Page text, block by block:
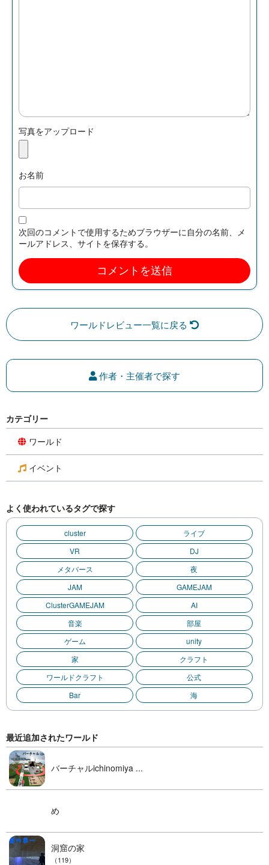
写真をアップロード
お名前
次回のコメントで使用するためブラウザーに自分の名前、メ
ールアドレス、サイトを保存する。
ワールドレビュー一覧に戻る
作者・主催者で探す
カテゴリー
ワールド
イベント
よく使われているタグで探す
cluster
ライブ
VR
DJ
メタバース
夜
JAM
GAMEJAM
ClusterGAMEJAM
AI
音楽
部屋
ゲーム
unity
家
クラフト
ワールドクラフト
公式
Bar
海
最近追加されたワールド
バーチャルichinomiya ...
め
洞窟の家
（119）